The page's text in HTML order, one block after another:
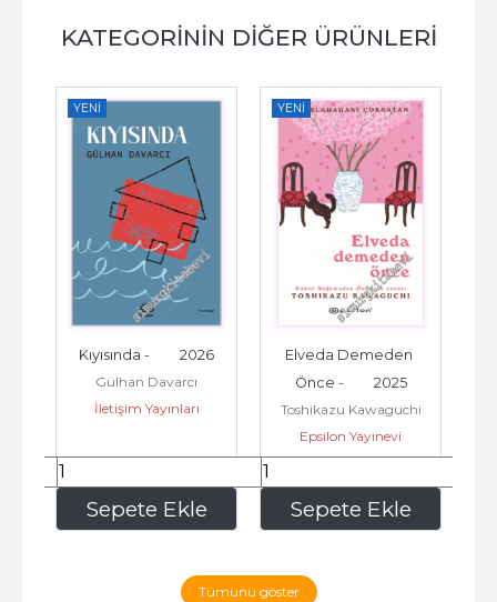
KATEGORININ DIĞER ÜRÜNLERI
YENI
Sepete Ekle
Kıyısında -         2026
Gülhan Davarcı
İletişim Yayınları
229,40
YENI
Sepete Ekle
Elveda Demeden
Önce -         2025
Toshikazu Kawaguchi
Epsilon Yayınevi
258,75
Tümünü göster